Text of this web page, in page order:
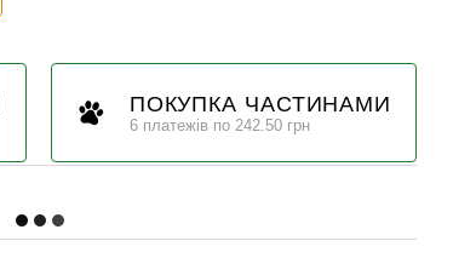
ПОКУПКА ЧАСТИНАМИ
6 платежів по 242.50 грн